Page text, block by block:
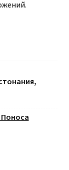
Поноса